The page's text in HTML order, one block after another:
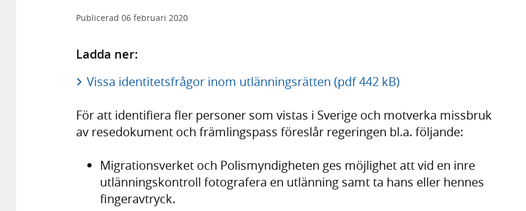
Publicerad 06 februari 2020
Ladda ner:
Vissa identitetsfrågor inom utlänningsrätten (pdf 442 kB)
För att identifiera fler personer som vistas i Sverige och motverka missbruk
av resedokument och främlingspass föreslår regeringen bl.a. följande:
Migrationsverket och Polismyndigheten ges möjlighet att vid en inre
utlänningskontroll fotografera en utlänning samt ta hans eller hennes
fingeravtryck.